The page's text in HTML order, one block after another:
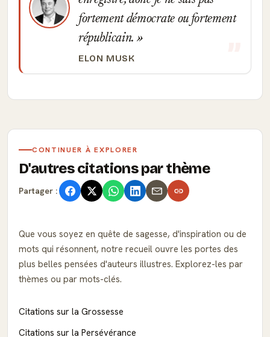
fortement démocrate ou fortement
républicain.
ELON MUSK
CONTINUER À EXPLORER
D'autres citations par thème
Partager :
Que vous soyez en quête de sagesse, d'inspiration ou de
mots qui résonnent, notre recueil ouvre les portes des
plus belles pensées d'auteurs illustres. Explorez-les par
thèmes ou par mots-clés.
Citations sur la Grossesse
Citations sur la Persévérance